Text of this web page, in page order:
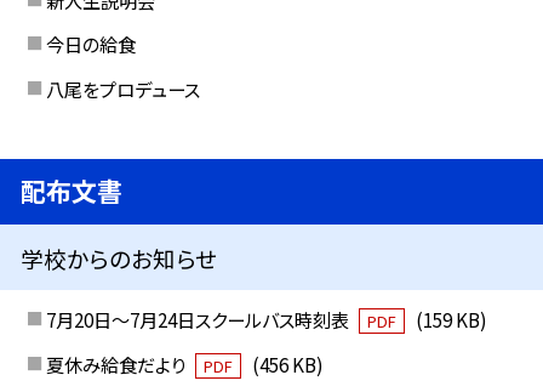
今日の給食
八尾をプロデュース
配布文書
学校からのお知らせ
7月20日～7月24日スクールバス時刻表 PDF
(159 KB)
夏休み給食だより
PDF
(456 KB)